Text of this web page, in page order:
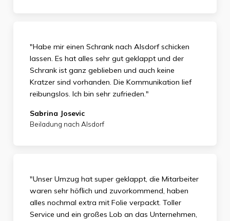
"Habe mir einen Schrank nach Alsdorf schicken
lassen. Es hat alles sehr gut geklappt und der
Schrank ist ganz geblieben und auch keine
Kratzer sind vorhanden. Die Kommunikation lief
reibungslos. Ich bin sehr zufrieden."
Sabrina Josevic
Beiladung nach Alsdorf
"Unser Umzug hat super geklappt, die Mitarbeiter
waren sehr höflich und zuvorkommend, haben
alles nochmal extra mit Folie verpackt. Toller
Service und ein großes Lob an das Unternehmen,